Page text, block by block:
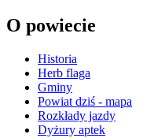
O powiecie
Historia
Herb flaga
Gminy
Powiat dziś - mapa
Rozkłady jazdy
Dyżury aptek